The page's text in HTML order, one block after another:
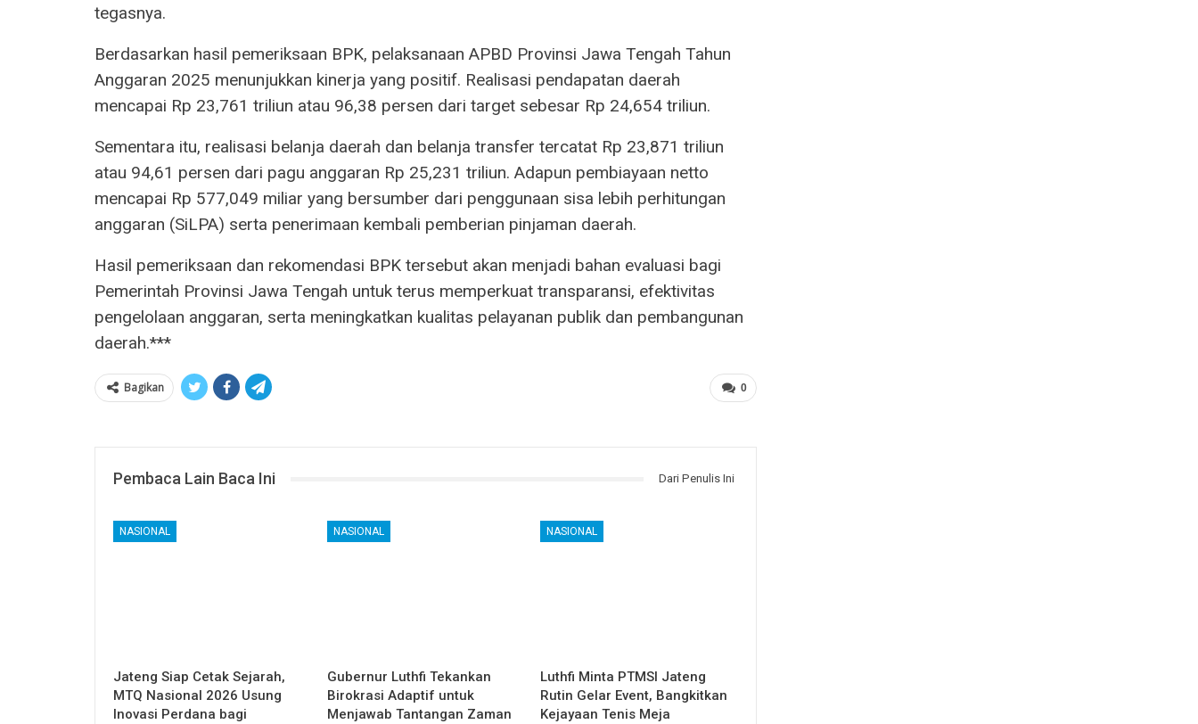
tegasnya.
Berdasarkan hasil pemeriksaan BPK, pelaksanaan APBD Provinsi Jawa Tengah Tahun
Anggaran 2025 menunjukkan kinerja yang positif. Realisasi pendapatan daerah
mencapai Rp 23,761 triliun atau 96,38 persen dari target sebesar Rp 24,654 triliun.
Sementara itu, realisasi belanja daerah dan belanja transfer tercatat Rp 23,871 triliun
atau 94,61 persen dari pagu anggaran Rp 25,231 triliun. Adapun pembiayaan netto
mencapai Rp 577,049 miliar yang bersumber dari penggunaan sisa lebih perhitungan
anggaran (SiLPA) serta penerimaan kembali pemberian pinjaman daerah.
Hasil pemeriksaan dan rekomendasi BPK tersebut akan menjadi bahan evaluasi bagi
Pemerintah Provinsi Jawa Tengah untuk terus memperkuat transparansi, efektivitas
pengelolaan anggaran, serta meningkatkan kualitas pelayanan publik dan pembangunan
daerah.***
0
Bagikan
Pembaca Lain Baca Ini Dari Penulis Ini
NASIONAL
Jateng Siap Cetak Sejarah,
MTQ Nasional 2026 Usung
Inovasi Perdana bagi
NASIONAL
Gubernur Luthfi Tekankan
Birokrasi Adaptif untuk
Menjawab Tantangan Zaman
NASIONAL
Luthfi Minta PTMSI Jateng
Rutin Gelar Event, Bangkitkan
Kejayaan Tenis Meja